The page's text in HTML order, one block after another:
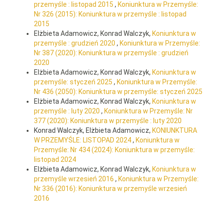
przemyśle : listopad 2015 , Koniunktura w Przemyśle:
Nr 326 (2015): Koniunktura w przemyśle : listopad
2015
Elżbieta Adamowicz, Konrad Walczyk, Koniunktura w
przemyśle : grudzień 2020 , Koniunktura w Przemyśle:
Nr 387 (2020): Koniunktura w przemyśle : grudzień
2020
Elżbieta Adamowicz, Konrad Walczyk, Koniunktura w
przemyśle: styczeń 2025 , Koniunktura w Przemyśle:
Nr 436 (2050): Koniunktura w przemyśle: styczeń 2025
Elżbieta Adamowicz, Konrad Walczyk, Koniunktura w
przemyśle : luty 2020 , Koniunktura w Przemyśle: Nr
377 (2020): Koniunktura w przemyśle : luty 2020
Konrad Walczyk, Elżbieta Adamowicz, KONIUNKTURA
W PRZEMYŚLE: LISTOPAD 2024, Koniunktura w
Przemyśle: Nr 434 (2024): Koniunktura w przemyśle:
listopad 2024
Elżbieta Adamowicz, Konrad Walczyk, Koniunktura w
przemyśle wrzesień 2016 , Koniunktura w Przemyśle:
Nr 336 (2016): Koniunktura w przemyśle wrzesień
2016